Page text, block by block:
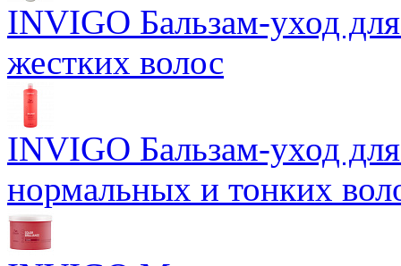
INVIGO Бальзам-уход
жестких волос
INVIGO Бальзам-уход
нормальных и тонких